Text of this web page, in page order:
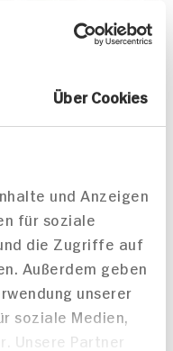
Über Cookies
und Anzeigen
für soziale
die Zugriffe auf
Außerdem geben
unserer
soziale Medien,
Unsere Partner
75 min
680 kcal p. Portion
Leicht
Vegetarisch